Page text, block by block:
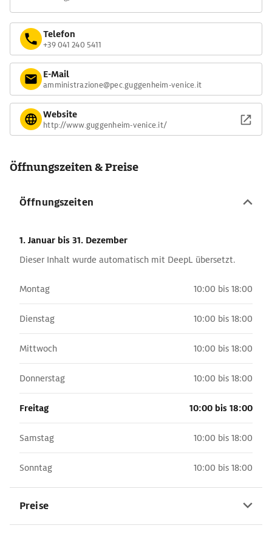
Telefon
+39 041 240 5411
E-Mail
amministrazione@pec.guggenheim-venice.it
Website
http://www.guggenheim-venice.it/
Öffnungszeiten & Preise
Öffnungszeiten
1. Januar bis 31. Dezember
Dieser Inhalt wurde automatisch mit DeepL übersetzt.
Montag 10:00 bis 18:00
Dienstag 10:00 bis 18:00
Mittwoch 10:00 bis 18:00
Donnerstag 10:00 bis 18:00
Freitag 10:00 bis 18:00
Samstag 10:00 bis 18:00
Sonntag 10:00 bis 18:00
Preise